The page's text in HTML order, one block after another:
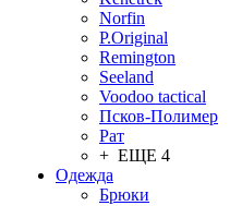
Norfin
P.Original
Remington
Seeland
Voodoo tactical
Псков-Полимер
Рат
+ ЕЩЕ 4
Одежда
Брюки